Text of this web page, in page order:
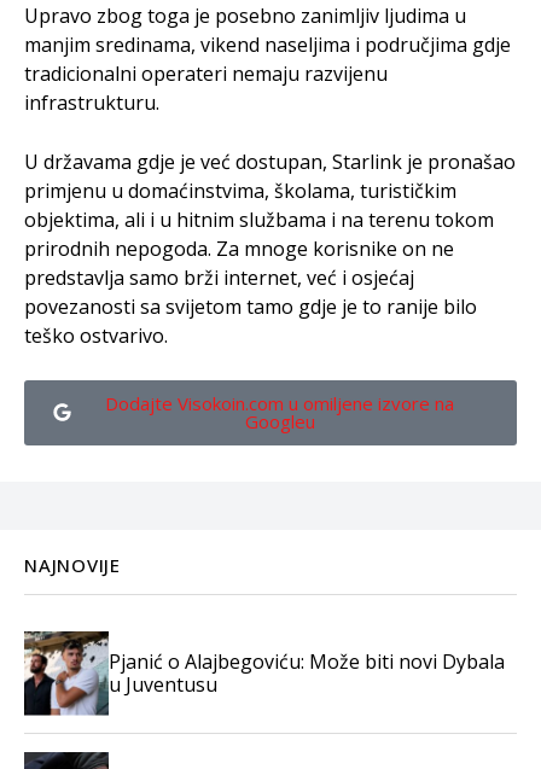
Upravo zbog toga je posebno zanimljiv ljudima u
manjim sredinama, vikend naseljima i područjima gdje
tradicionalni operateri nemaju razvijenu
infrastrukturu.
U državama gdje je već dostupan, Starlink je pronašao
primjenu u domaćinstvima, školama, turističkim
objektima, ali i u hitnim službama i na terenu tokom
prirodnih nepogoda. Za mnoge korisnike on ne
predstavlja samo brži internet, već i osjećaj
povezanosti sa svijetom tamo gdje je to ranije bilo
teško ostvarivo.
Dodajte Visokoin.com u omiljene izvore na
Googleu
NAJNOVIJE
Pjanić o Alajbegoviću: Može biti novi Dybala
u Juventusu